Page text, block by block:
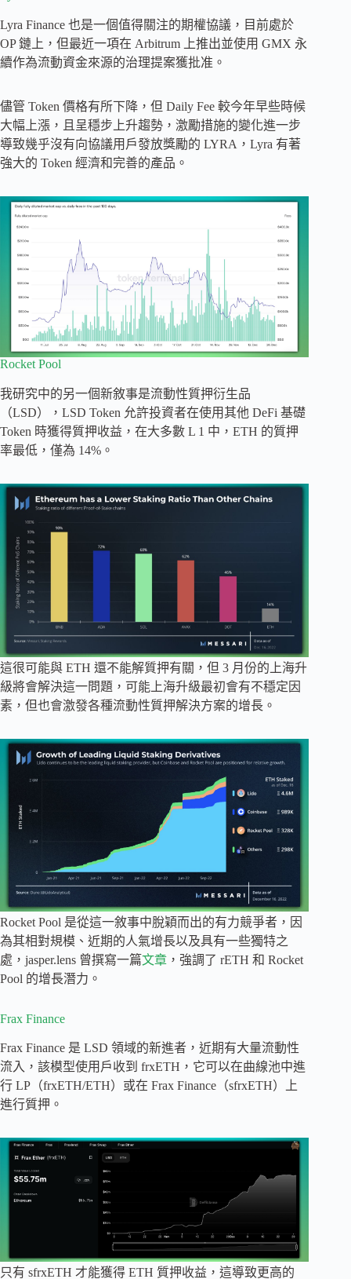
Lyra Finance 也是一個值得關注的期權協議，目前處於
OP 鏈上，但最近一項在 Arbitrum 上推出並使用 GMX 永
續作為流動資金來源的治理提案獲批准。
儘管 Token 價格有所下降，但 Daily Fee 較今年早些時候
大幅上漲，且呈穩步上升趨勢，激勵措施的變化進一步
導致幾乎沒有向協議用戶發放獎勵的 LYRA，Lyra 有著
強大的 Token 經濟和完善的產品。
Rocket Pool
我研究中的另一個新敘事是流動性質押衍生品
（LSD），LSD Token 允許投資者在使用其他 DeFi 基礎
Token 時獲得質押收益，在大多數 L 1 中，ETH 的質押
率最低，僅為 14%。
這很可能與 ETH 還不能解質押有關，但 3 月份的上海升
級將會解決這一問題，可能上海升級最初會有不穩定因
素，但也會激發各種流動性質押解決方案的增長。
Rocket Pool 是從這一敘事中脫穎而出的有力競爭者，因
為其相對規模、近期的人氣增長以及具有一些獨特之
處，jasper.lens 曾撰寫一篇文章 ，強調了 rETH 和 Rocket
Pool 的增長潛力。
Frax Finance
Frax Finance 是 LSD 領域的新進者，近期有大量流動性
流入，該模型使用戶收到 frxETH，它可以在曲線池中進
行 LP（frxETH/ETH）或在 Frax Finance（sfrxETH）上
進行質押。
只有 sfrxETH 才能獲得 ETH 質押收益，這導致更高的